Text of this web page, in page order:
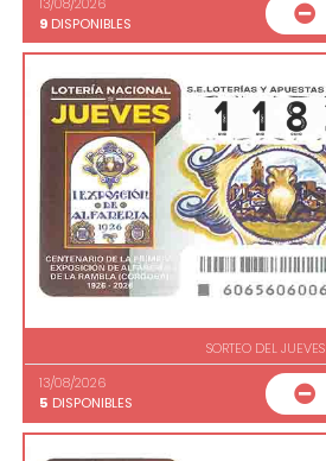
9 DISPONIBLES
SORTEO DEL JUEVES
13/08/2026
5 DISPONIBLES